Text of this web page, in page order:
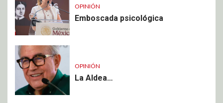
OPINIÓN
Emboscada psicológica
OPINIÓN
La Aldea…